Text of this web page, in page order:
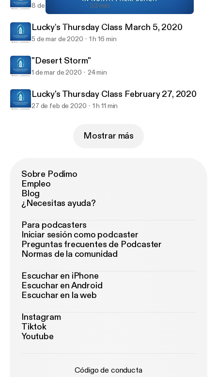
First Presbyterian Church in North Palm Beach Sermons
8 de mar de 2020 33 min
Lucky's Thursday Class March 5, 2020
5 de mar de 2020 1 h 16 min
"Desert Storm"
1 de mar de 2020 24 min
Lucky's Thursday Class February 27, 2020
27 de feb de 2020 1 h 11 min
Mostrar más
Sobre Podimo
Empleo
Blog
¿Necesitas ayuda?
Para podcasters
Iniciar sesión como podcaster
Preguntas frecuentes de Podcaster
Normas de la comunidad
Escuchar en iPhone
Escuchar en Android
Escuchar en la web
Instagram
Tiktok
Youtube
Código de conducta